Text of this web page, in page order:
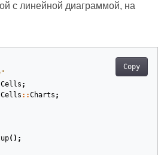
с линейной диаграммой, на
Copy
Cells ;
Cells ::Charts ;
();